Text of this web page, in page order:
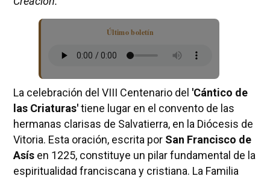
Último boletín
La celebración del VIII Centenario del 'Cántico de
las Criaturas'tiene lugar en el convento de las
hermanas clarisas de Salvatierra, en la Diócesis de
Vitoria. Esta oración, escrita por San Francisco de
Asísen 1225, constituye un pilar fundamental de la
espiritualidad franciscana y cristiana. La Familia